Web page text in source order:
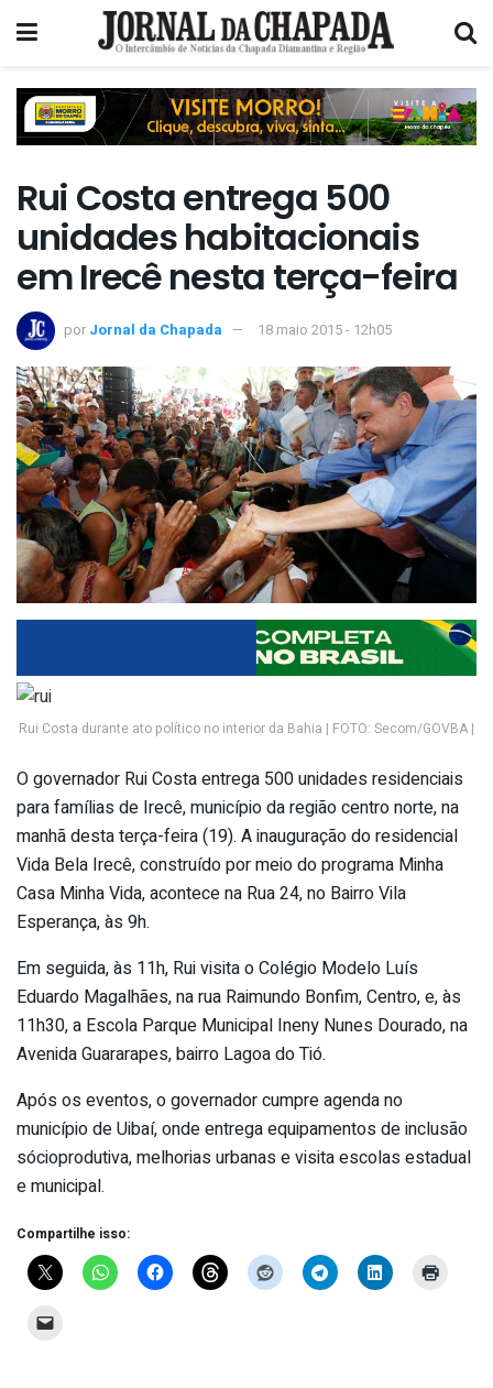
Rui Costa entrega 500
unidades habitacionais
em Irecê nesta terça-feira
por Jornal da Chapada 18 maio 2015 - 12h05
Rui Costa durante ato político no interior da Bahia | FOTO: Secom/GOVBA |
O governador Rui Costa entrega 500 unidades residenciais
para famílias de Irecê, município da região centro norte, na
manhã desta terça-feira (19). A inauguração do residencial
Vida Bela Irecê, construído por meio do programa Minha
Casa Minha Vida, acontece na Rua 24, no Bairro Vila
Esperança, às 9h.
Em seguida, às 11h, Rui visita o Colégio Modelo Luís
Eduardo Magalhães, na rua Raimundo Bonfim, Centro, e, às
11h30, a Escola Parque Municipal Ineny Nunes Dourado, na
Avenida Guararapes, bairro Lagoa do Tió.
Após os eventos, o governador cumpre agenda no
município de Uibaí, onde entrega equipamentos de inclusão
sócioprodutiva, melhorias urbanas e visita escolas estadual
e municipal.
Compartilhe isso: